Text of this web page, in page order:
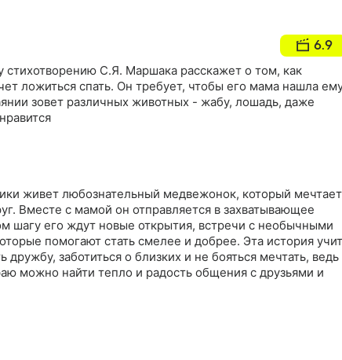
6.9
стихотворению С.Я. Маршака расскажет о том, как
ложиться спать. Он требует, чтобы его мама нашла
зовет различных животных - жабу, лошадь, даже
живет любознательный медвежонок, который мечтает
Вместе с мамой он отправляется в захватывающее
шагу его ждут новые открытия, встречи с необычными
помогают стать смелее и добрее. Эта история учит
дружбу, заботиться о близких и не бояться мечтать, ведь
можно найти тепло и радость общения с друзьями и